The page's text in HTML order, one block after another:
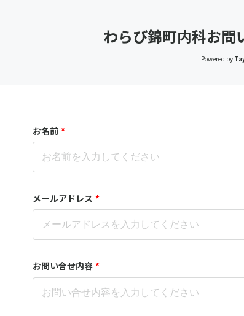
わらび錦町内科お問
Powered by
お名前 *
メールアドレス *
お問い合せ内容 *